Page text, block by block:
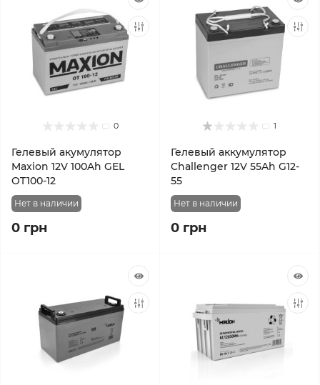
0
Гелевый акумулятор
Maxion 12V 100Ah GEL
OT100-12
Нет в наличии
0 грн
1
Гелевый аккумулятор
Challenger 12V 55Ah G12-
55
Нет в наличии
0 грн